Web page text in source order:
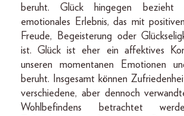
beruht. Glück hingegen
emotionales Erlebnis, das mit
Freude, Begeisterung oder
ist. Glück ist eher ein affektives
unseren momentanen Emotionen
beruht. Insgesamt können
verschiedene, aber dennoch
Wohlbefindens betrachtet